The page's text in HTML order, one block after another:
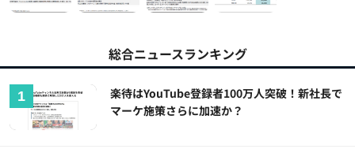
総合ニュースランキング
楽待はYouTube登録者100万人突破！新社長で
マーケ施策さらに加速か？